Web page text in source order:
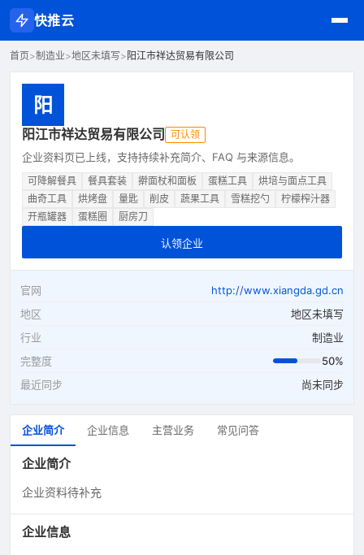
快推云
首页>制造业>地区未填写> 阳江市祥达贸易有限公司
阳
阳江市祥达贸易有限公司 可认领
企业资料页已上线，支持持续补充简介、FAQ 与来源信息。
可降解餐具 餐具套装 擀面杖和面板 蛋糕工具
烘培与面点工具
曲奇工具
烘烤盘 量匙 削皮 蔬果工具 雪糕挖勺
柠檬榨汁器
开瓶罐器
蛋糕圈 厨房刀
认领企业
官网
http://www.xiangda.gd.cn
地区
地区未填写
行业
制造业
完整度
50%
最近同步
尚未同步
企业简介 企业信息 主营业务 常见问答
企业简介
企业资料待补充
企业信息